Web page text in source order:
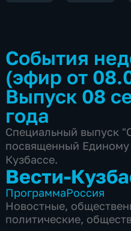
События
(эфир от
Выпуск 08
года
Специальный выпуск
посвященный
Кузбассе.
Вести-
ПрограммаРоссия
Новостные,
политические,